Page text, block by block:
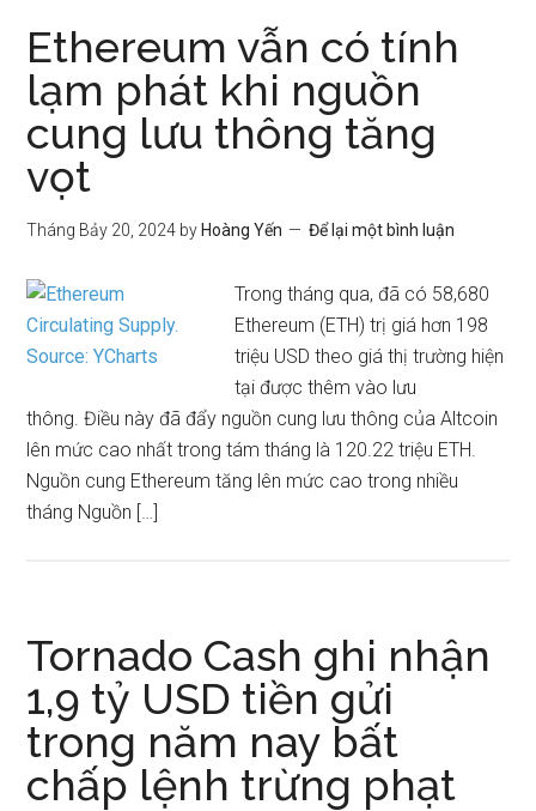
Ethereum vẫn có tính
lạm phát khi nguồn
cung lưu thông tăng
vọt
Tháng Bảy 20, 2024 by Hoàng Yến Để lại một bình luận
Trong tháng qua, đã có 58,680
Ethereum (ETH) trị giá hơn 198
triệu USD theo giá thị trường hiện
tại được thêm vào lưu
thông. Điều này đã đẩy nguồn cung lưu thông của Altcoin
lên mức cao nhất trong tám tháng là 120.22 triệu ETH.
Nguồn cung Ethereum tăng lên mức cao trong nhiều
tháng Nguồn […]
Tornado Cash ghi nhận
1,9 tỷ USD tiền gửi
trong năm nay bất
chấp lệnh trừng phạt